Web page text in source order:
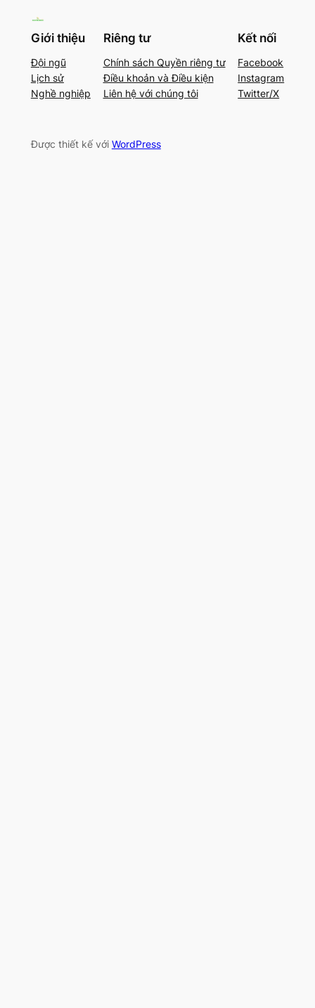
Giới thiệu
Đội ngũ
Lịch sử
Nghề nghiệp
Riêng tư
Chính sách Quyền riêng tư
Điều khoản và Điều kiện
Liên hệ với chúng tôi
Kết nối
Facebook
Instagram
Twitter/X
Được thiết kế với WordPress